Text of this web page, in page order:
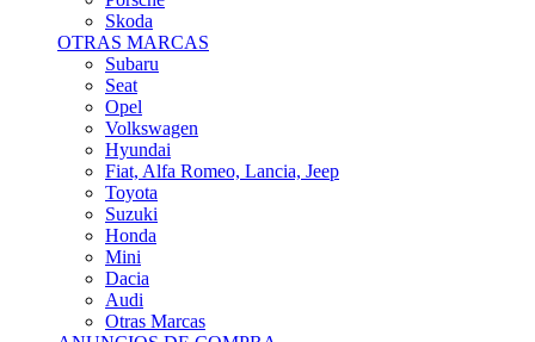
Skoda
OTRAS MARCAS
Subaru
Seat
Opel
Volkswagen
Hyundai
Fiat, Alfa Romeo, Lancia, Jeep
Toyota
Suzuki
Honda
Mini
Dacia
Audi
Otras Marcas